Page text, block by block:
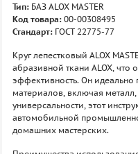
Тип: БАЗ ALOX MASTER
Код товара: 00-00308495
Стандарт: ГОСТ 22775-77
Круг лепестковый ALOX
абразивной ткани ALOX, что
эффективность. Он
материалов, включая
универсальности, этот
автомобильной
домашних мастерских.